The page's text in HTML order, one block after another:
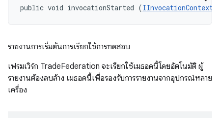
public void invocationStarted (IInvocationContext
รายงานการเริ่มต้นการเรียกใช้การทดสอบ
เฟรมเวิร์ก TradeFederation จะเรียกใช้เมธอดนี้โดยอัตโนมัติ ผู้
รายงานต้องลบล้าง เมธอดนี้เพื่อรองรับการรายงานจากอุปกรณ์หลาย
เครื่อง